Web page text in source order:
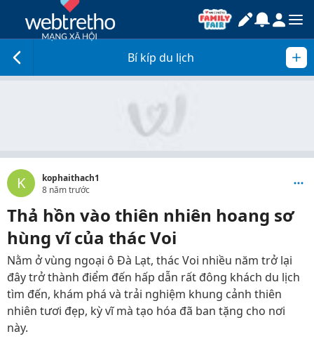
Bí kíp du lịch
K
kophaithach1
8 năm trước
Thả hồn vào thiên nhiên hoang sơ
hùng vĩ của thác Voi
Nằm ở vùng ngoại ô Đà Lạt, thác Voi nhiều năm trở lại
đây trở thành điểm đến hấp dẫn rất đông khách du lịch
tìm đến, khám phá và trải nghiệm khung cảnh thiên
nhiên tươi đẹp, kỳ vĩ mà tạo hóa đã ban tặng cho nơi
này.